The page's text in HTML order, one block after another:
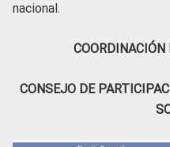
nacional.
COORDINACIÓN
CONSEJO DE